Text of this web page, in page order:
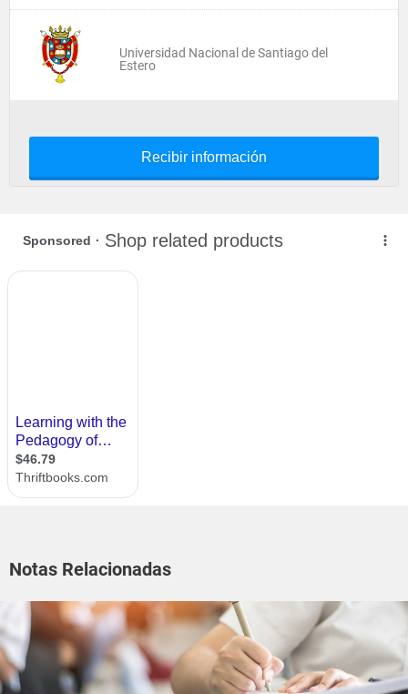
Universidad Nacional de Santiago del
Estero
Recibir información
Notas Relacionadas